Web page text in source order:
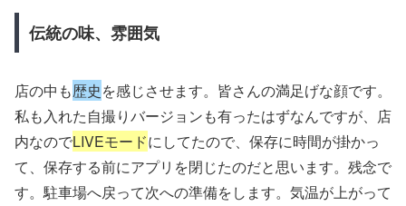
伝統の味、雰囲気
店の中も歴史を感じさせます。皆さんの満足げな顔です。
私も入れた自撮りバージョンも有ったはずなんですが、店
内なのでLIVEモードにしてたので、保存に時間が掛かっ
て、保存する前にアプリを閉じたのだと思います。残念で
す。駐車場へ戻って次への準備をします。気温が上がって